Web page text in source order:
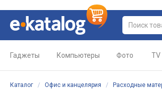
Гаджеты Компьютеры Фото TV
Каталог / Офис и канцелярия / Расходные